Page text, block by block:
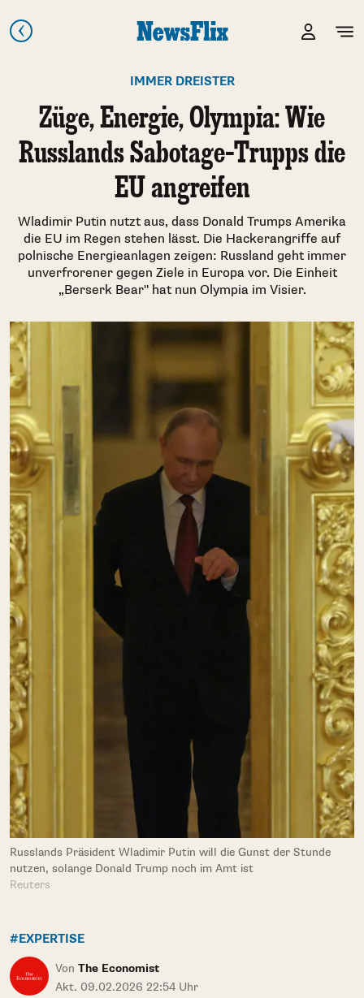
IMMER DREISTER
Züge, Energie, Olympia: Wie
Russlands Sabotage-Trupps die
EU angreifen
Wladimir Putin nutzt aus, dass Donald Trumps Amerika
die EU im Regen stehen lässt. Die Hackerangriffe auf
polnische Energieanlagen zeigen: Russland geht immer
unverfrorener gegen Ziele in Europa vor. Die Einheit
„Berserk Bear" hat nun Olympia im Visier.
Russlands Präsident Wladimir Putin will die Gunst der Stunde
nutzen, solange Donald Trump noch im Amt ist
Reuters
#EXPERTISE
Von The Economist
Akt. 09.02.2026 22:54 Uhr